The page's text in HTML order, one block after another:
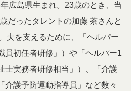
広島県生まれ。23歳のとき、当
だったタレントの加藤 茶さんと
夫を支えるために、「ヘルパー
員初任者研修」）や「ヘルパー1
士実務者研修相当」）、「介護
介護予防運動指導員」など数々